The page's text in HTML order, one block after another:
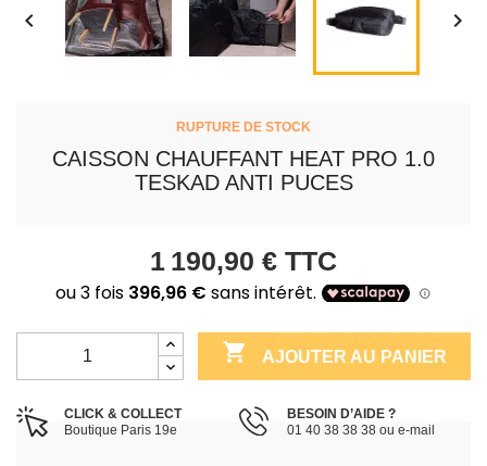
 
RUPTURE DE STOCK
CAISSON CHAUFFANT HEAT PRO 1.0
TESKAD ANTI PUCES
1 190,90 € TTC
 AJOUTER AU PANIER
CLICK & COLLECT
Boutique Paris 19e
BESOIN D’AIDE ?
01 40 38 38 38 ou e-mail